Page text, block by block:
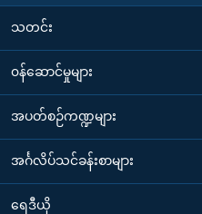
သတင်း
၀န်ဆောင်မှုများ
အပတ်စဉ်ကဏ္ဍများ
အင်္ဂလိပ်သင်ခန်းစာများ
ရေဒီယို